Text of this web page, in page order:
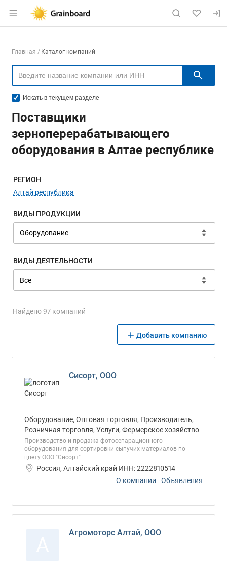
Раздел навигации по сайту
Навигация по компаниям
Главная Каталог компаний
Искать в текущем разделе
Поставщики
зерноперерабатывающего
оборудования в Алтае республике
Меню навигации
РЕГИОН
Алтай республика
ВИДЫ ПРОДУКЦИИ
ВИДЫ ДЕЯТЕЛЬНОСТИ
Найдено 97 компаний
Добавить компанию
Сисорт, ООО
Оборудование, Оптовая торговля, Производитель,
Розничная торговля, Услуги, Фермерское хозяйство
Производство и продажа фотосепарационного
оборудования для сортировки сыпучих материалов по
цвету ООО "Сисорт"
Россия, Алтайский край ИНН: 2222810514
О компании
Объявления
Агромоторс Алтай, ООО